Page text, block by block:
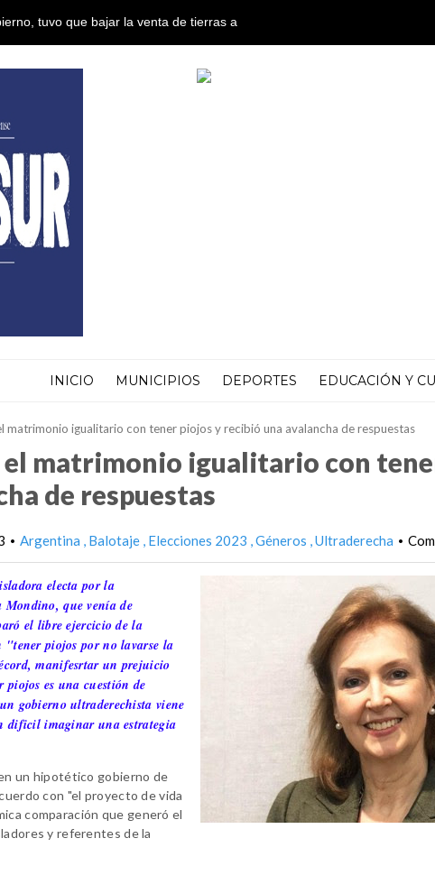
tuvo que bajar la venta de tierras a
INICIO MUNICIPIOS DEPORTES EDUCACIÓN Y
matrimonio igualitario con tener piojos y recibió una avalancha de respuestas
matrimonio igualitario con
de respuestas
• Argentina Balotaje Elecciones 2023 Géneros Ultraderecha •
electa por la
que venía de
el libre ejercicio de la
piojos por no lavarse la
manifesrtar un prejuicio
piojos es una cuestión de
gobierno ultraderechista viene
dificil imaginar una estrategia
un hipotético gobierno de
con "el proyecto de vida
comparación que generó el
y referentes de la